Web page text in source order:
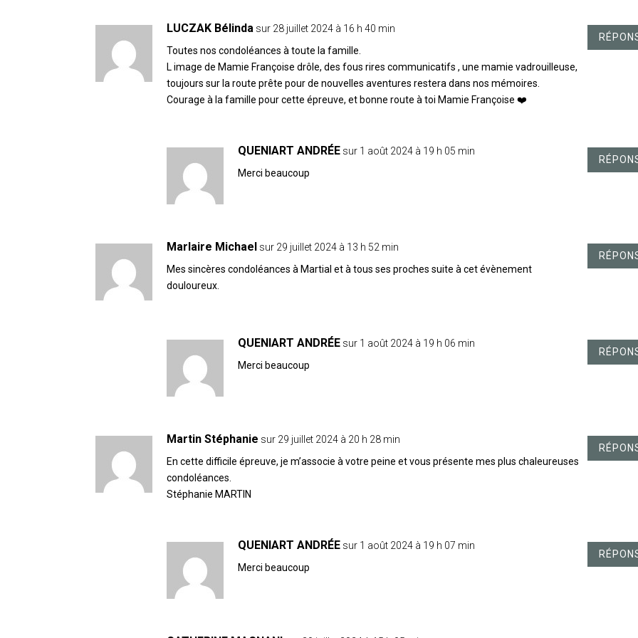
LUCZAK Bélinda sur 28 juillet 2024 à 16 h 40 min
Toutes nos condoléances à toute la famille.
L image de Mamie Françoise drôle, des fous rires communicatifs , une mamie vadrouilleuse,
toujours sur la route prête pour de nouvelles aventures restera dans nos mémoires.
Courage à la famille pour cette épreuve, et bonne route à toi Mamie Françoise ❤️
QUENIART ANDRÉE sur 1 août 2024 à 19 h 05 min
Merci beaucoup
Marlaire Michael sur 29 juillet 2024 à 13 h 52 min
Mes sincères condoléances à Martial et à tous ses proches suite à cet évènement
douloureux.
QUENIART ANDRÉE sur 1 août 2024 à 19 h 06 min
Merci beaucoup
Martin Stéphanie sur 29 juillet 2024 à 20 h 28 min
En cette difficile épreuve, je m’associe à votre peine et vous présente mes plus chaleureuses
condoléances.
Stéphanie MARTIN
QUENIART ANDRÉE sur 1 août 2024 à 19 h 07 min
Merci beaucoup